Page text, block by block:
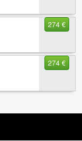
274 €
274 €